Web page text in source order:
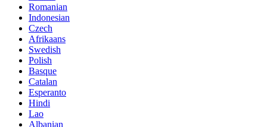
Romanian
Indonesian
Czech
Afrikaans
Swedish
Polish
Basque
Catalan
Esperanto
Hindi
Lao
Albanian